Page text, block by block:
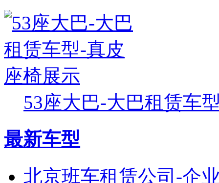
53座大巴-大巴租赁车
最新车型
北京班车租赁公司-企